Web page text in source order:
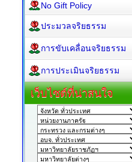
No Gift Policy
ประมวลจริยธรรม
การขับเคลื่อนจริยธรรม
การประเมินจริยธรรม
เว็บไซต์ที่น่าสนใจ